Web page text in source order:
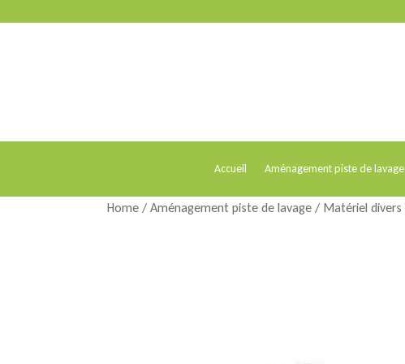
Accueil Aménagement piste de lavage
Home / Aménagement piste de lavage / Matériel divers